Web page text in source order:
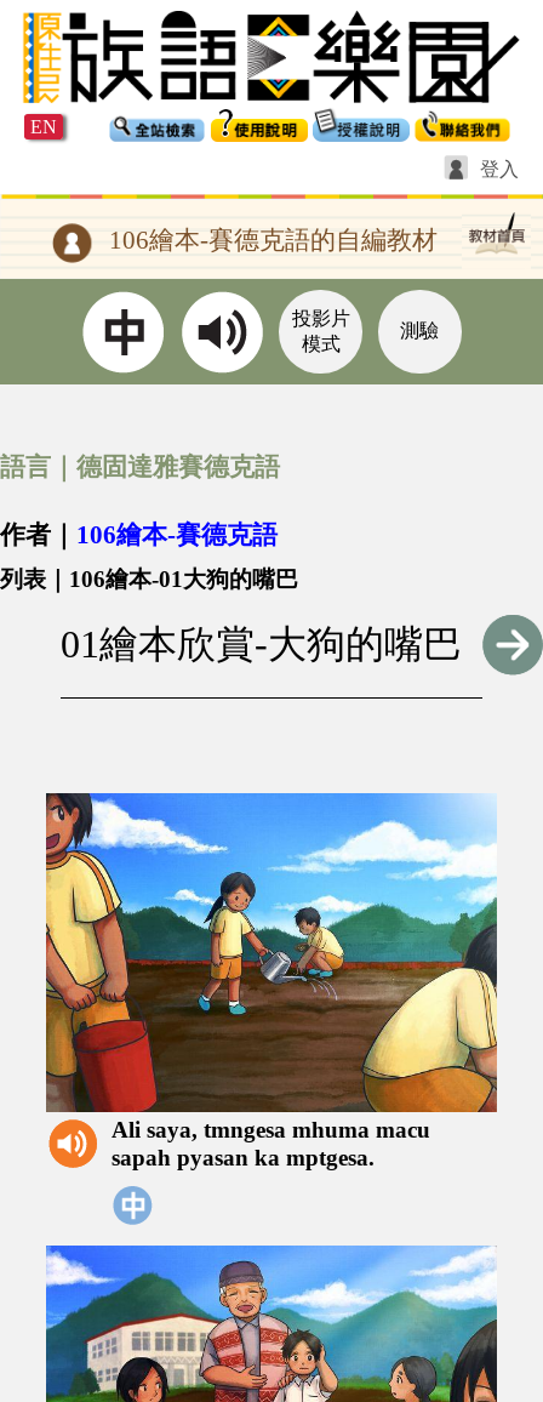
EN
登入
106繪本-賽德克語的自編教材
投影片
模式
測驗
語言｜德固達雅賽德克語
作者｜ 106繪本-賽德克語
列表｜106繪本-01大狗的嘴巴
01繪本欣賞-大狗的嘴巴
Ali saya, tmngesa mhuma macu
sapah pyasan ka mptgesa.